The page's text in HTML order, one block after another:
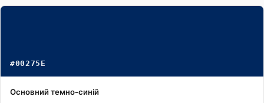
#00275E
Основний темно-синій